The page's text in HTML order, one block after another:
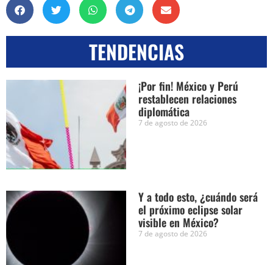
TENDENCIAS
¡Por fin! México y Perú
restablecen relaciones
diplomática
7 de agosto de 2026
Y a todo esto, ¿cuándo será
el próximo eclipse solar
visible en México?
7 de agosto de 2026